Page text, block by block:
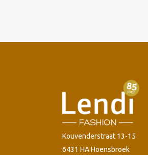
Kouvenderstraat 13-15
6431 HA Hoensbroek